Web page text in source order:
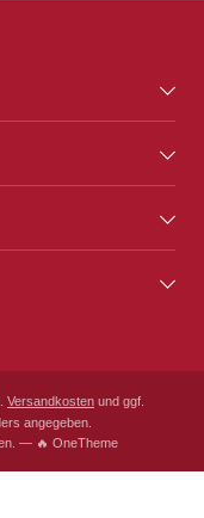
Versandkosten und ggf.
angegeben.
— 🔥 OneTheme